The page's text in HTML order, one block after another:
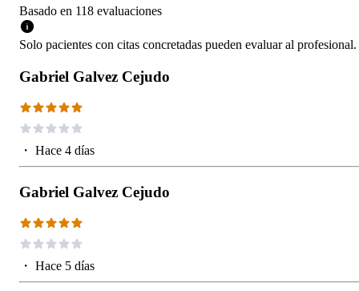
Basado en 118 evaluaciones
Solo pacientes con citas concretadas pueden evaluar al profesional.
Gabriel Galvez Cejudo
・ Hace 4 días
Gabriel Galvez Cejudo
・ Hace 5 días